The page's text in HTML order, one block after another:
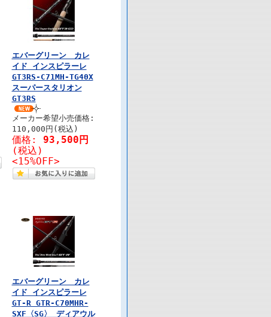
エバーグリーン カレ
イド インスピラーレ
GT3RS-C71MH-TG40X
スーパースタリオン
GT3RS
メーカー希望小売価格:
110,000円(税込)
価格: 93,500円
(税込)
<15%OFF>
エバーグリーン カレ
イド インスピラーレ
GT-R GTR-C70MHR-
SXF〈SG〉 ディアウル